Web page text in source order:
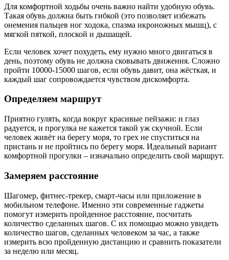
Для комфортной ходьбы очень важно найти удобную обувь.
Такая обувь должна быть гибкой (это позволяет избежать
онемения пальцев ног ходока, спазма икроножных мышц), с
мягкой пяткой, плоской и дышащей.
Если человек хочет похудеть, ему нужно много двигаться в
день, поэтому обувь не должна сковывать движения. Сложно
пройти 10000-15000 шагов, если обувь давит, она жёсткая, и
каждый шаг сопровождается чувством дискомфорта.
Определяем маршрут
Приятно гулять, когда вокруг красивые пейзажи: и глаз
радуется, и прогулка не кажется такой уж скучной. Если
человек живёт на берегу моря, то грех не спуститься на
пристань и не пройтись по берегу моря. Идеальный вариант
комфортной прогулки – изначально определить свой маршрут.
Замеряем расстояние
Шагомер, фитнес-трекер, смарт-часы или приложение в
мобильном телефоне. Именно эти современные гаджеты
помогут измерить пройденное расстояние, посчитать
количество сделанных шагов. С их помощью можно увидеть
количество шагов, сделанных человеком за час, а также
измерить всю пройденную дистанцию и сравнить показатели
за неделю или месяц.